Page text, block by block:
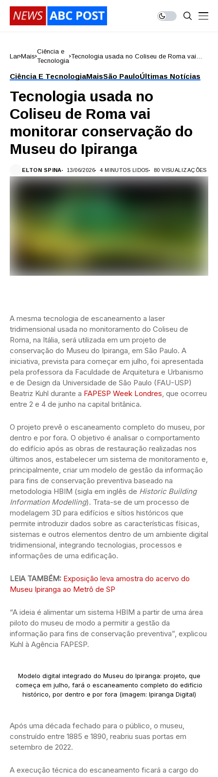
Lar Mais
Ciência e
Tecnologia
Tecnologia usada no Coliseu de Roma vai
Ciência E TecnologiaMaisSão PauloÚltimas Notícias
Tecnologia usada no
Coliseu de Roma vai
monitorar conservação do
Museu do Ipiranga
ELTON SPINA 13/06/2026 4 MINUTOS LIDOS 80 VISUALIZAÇÕES
A mesma tecnologia de escaneamento a laser
tridimensional usada no monitoramento do Coliseu de
Roma, na Itália, será utilizada em um projeto de
conservação do Museu do Ipiranga, em São Paulo. A
iniciativa, prevista para começar em julho, foi apresentada
pela professora da Faculdade de Arquitetura e Urbanismo
e de Design da Universidade de São Paulo (FAU-USP)
Beatriz Kuhl durante a FAPESP Week Londres, que ocorreu
entre 2 e 4 de junho na capital britânica.
O projeto prevê o escaneamento completo do museu, por
dentro e por fora. O objetivo é analisar o comportamento
do edifício após as obras de restauração realizadas nos
últimos anos, estabelecer um sistema de monitoramento e,
principalmente, criar um modelo de gestão da informação
para fins de conservação preventiva baseado na
metodologia HBIM (sigla em inglês de Historic Building
Information Modelling). Trata-se de um processo de
modelagem 3D para edifícios e sítios históricos que
permite introduzir dados sobre as características físicas,
sistemas e outros elementos dentro de um ambiente digital
tridimensional, integrando tecnologias, processos e
informações de uma edificação.
LEIA TAMBÉM: Exposição leva amostra do acervo do
Museu Ipiranga ao Metrô de SP
“A ideia é alimentar um sistema HBIM a partir de uma área
piloto do museu de modo a permitir a gestão da
informação para fins de conservação preventiva”, explicou
Kuhl à Agência FAPESP.
Modelo digital integrado do Museu do Ipiranga: projeto, que
começa em julho, fará o escaneamento completo do edifício
histórico, por dentro e por fora (imagem: Ipiranga Digital)
Após uma década fechado para o público, o museu,
construído entre 1885 e 1890, reabriu suas portas em
setembro de 2022.
A execução técnica do escaneamento ficará a cargo do